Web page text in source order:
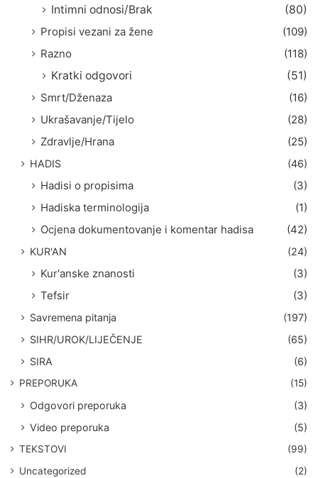
Intimni odnosi/Brak
(80)
Propisi vezani za žene
(109)
Razno
(118)
Kratki odgovori
(51)
Smrt/Dženaza
(16)
Ukrašavanje/Tijelo
(28)
Zdravlje/Hrana
(25)
HADIS (46)
Hadisi o propisima
(3)
Hadiska terminologija
(1)
Ocjena dokumentovanje i komentar hadisa
(42)
KUR'AN (24)
Kur'anske znanosti
(3)
Tefsir
(3)
Savremena pitanja
(197)
SIHR/UROK/LIJEČENJE
(65)
SIRA
(6)
PREPORUKA (15)
Odgovori preporuka
(3)
Video preporuka
(5)
TEKSTOVI
(99)
Uncategorized
(2)